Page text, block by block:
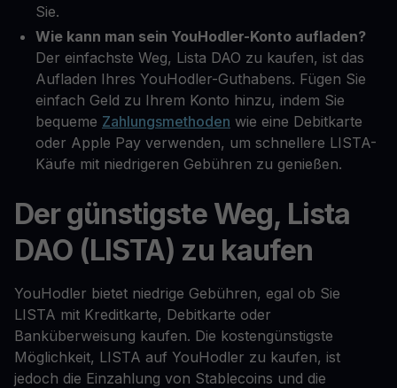
Sie.
Wie kann man sein YouHodler-Konto aufladen?
Der einfachste Weg, Lista DAO zu kaufen, ist das
Aufladen Ihres YouHodler-Guthabens. Fügen Sie
einfach Geld zu Ihrem Konto hinzu, indem Sie
bequeme Zahlungsmethoden wie eine Debitkarte
oder Apple Pay verwenden, um schnellere LISTA-
Käufe mit niedrigeren Gebühren zu genießen.
Der günstigste Weg, Lista
DAO (LISTA) zu kaufen
YouHodler bietet niedrige Gebühren, egal ob Sie
LISTA mit Kreditkarte, Debitkarte oder
Banküberweisung kaufen. Die kostengünstigste
Möglichkeit, LISTA auf YouHodler zu kaufen, ist
jedoch die Einzahlung von Stablecoins und die